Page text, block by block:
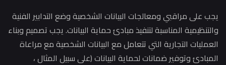
على مراقبي ومعالجات البيانات الشخصية وضع التدابير الفنية
المناسبة لتنفيذ مبادئ حماية البيانات. يجب تصميم وبناء
التجارية التي تتعامل مع البيانات الشخصية مع مراعاة
وتوفير ضمانات لحماية البيانات (على سبيل المثال ،